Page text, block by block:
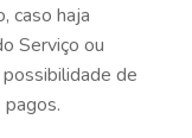
caso haja
Serviço ou
de